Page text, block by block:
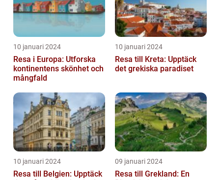
10 januari 2024
Resa i Europa: Utforska
kontinentens skönhet och
mångfald
10 januari 2024
Resa till Kreta: Upptäck
det grekiska paradiset
10 januari 2024
Resa till Belgien: Upptäck
09 januari 2024
Resa till Grekland: En